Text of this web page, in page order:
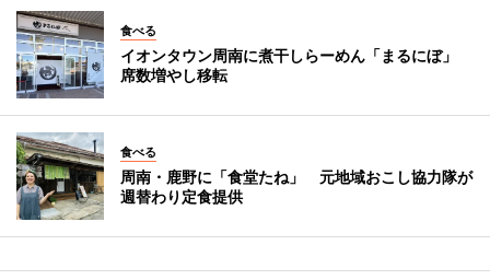
食べる
イオンタウン周南に煮干しらーめん「まるにぼ」
席数増やし移転
食べる
周南・鹿野に「食堂たね」 元地域おこし協力隊が
週替わり定食提供